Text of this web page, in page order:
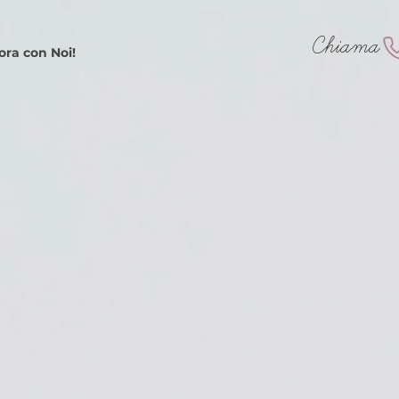
con Noi! Chiama